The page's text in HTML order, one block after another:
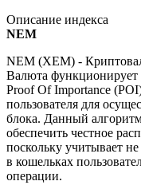
Описание индекса
NEM
NEM (XEM) -
Валюта функционирует
Proof Of Importance
пользователя для
блока. Данный
обеспечить честное
поскольку учитывает
в кошельках
операции.